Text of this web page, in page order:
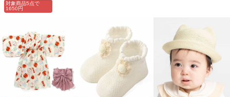
対象商品5点で
1650円